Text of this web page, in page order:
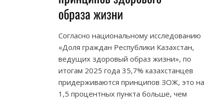
образа жизни
Согласно национальному исследованию
«Доля граждан Республики Казахстан,
ведущих здоровый образ жизни», по
итогам 2025 года 35,7% казахстанцев
придерживаются принципов ЗОЖ, это на
1,5 процентных пункта больше, чем